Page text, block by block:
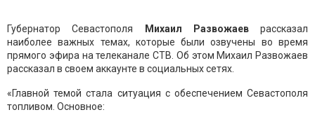
Губернатор Севастополя Михаил Развожаеврассказал
наиболее важных темах, которые были озвучены во время
прямого эфира на телеканале СТВ. Об этом Михаил Развожаев
рассказал в своем аккаунте в социальных сетях.
«Главной темой стала ситуация с обеспечением Севастополя
топливом. Основное: